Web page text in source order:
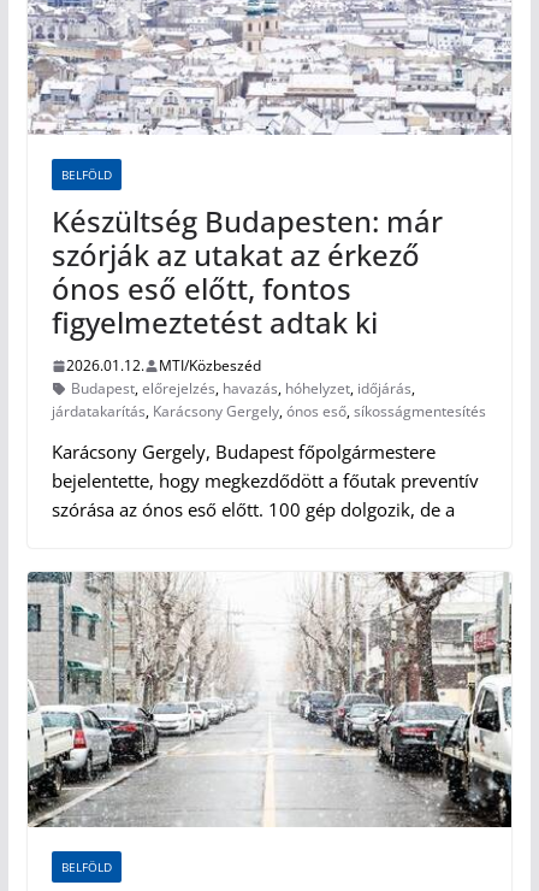
BELFÖLD
Készültség Budapesten: már
szórják az utakat az érkező
ónos eső előtt, fontos
figyelmeztetést adtak ki
2026.01.12.
MTI/Közbeszéd
Budapest,előrejelzés, havazás, hóhelyzet, időjárás,
járdatakarítás, Karácsony Gergely,ónos eső,síkosságmentesítés
Karácsony Gergely, Budapest főpolgármestere
bejelentette, hogy megkezdődött a főutak preventív
szórása az ónos eső előtt. 100 gép dolgozik, de a
BELFÖLD